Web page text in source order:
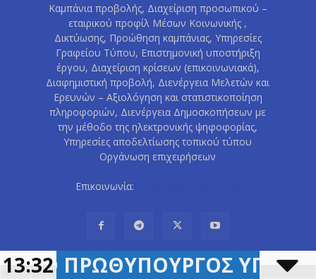
Καμπάνια προβολής, Διαχείριση προσωπικού –
εταιρικού προφίλ Μέσων Κοινωνικής ,
Δικτύωσης, Προώθηση καμπάνιας, Υπηρεσίες
Γραφείου Τύπου, Επιστημονική υποστήριξη
έργου, Διαχείριση κρίσεων (επικοινωνιακά),
Διαφημιστική προβολή, Διενέργεια Μελετών και
Ερευνών – Αξιολόγηση και στατιστικοποίηση
πληροφοριών, Διενέργεια Δημοσκοπήσεων με
την μέθοδο της ηλεκτρονικής ψηφοφορίας,
Υπηρεσίες αποδελτίωσης τοπικού τύπου
Οργάνωση επιχειρήσεων
Επικοινωνία:
ΥΠΗΡΕΤΕΊ ΤΟΥΣ
13:32